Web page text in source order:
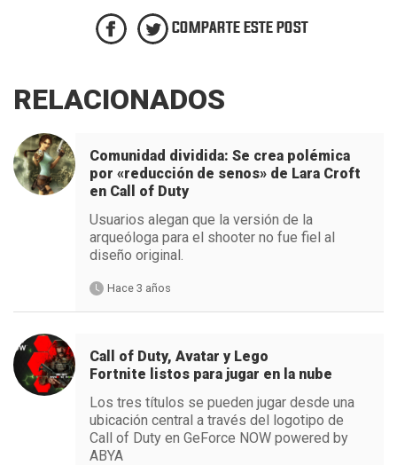
COMPARTE ESTE POST
RELACIONADOS
Comunidad dividida: Se crea polémica
por «reducción de senos» de Lara Croft
en Call of Duty
Usuarios alegan que la versión de la
arqueóloga para el shooter no fue fiel al
diseño original.
Hace 3 años
Call of Duty, Avatar y Lego
Fortnite listos para jugar en la nube
Los tres títulos se pueden jugar desde una
ubicación central a través del logotipo de
Call of Duty en GeForce NOW powered by
ABYA